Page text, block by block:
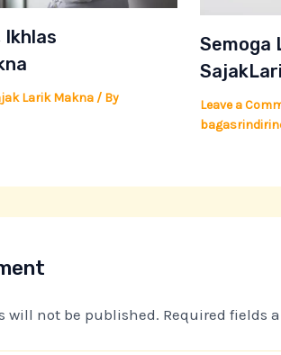
Ikhlas
Larik Makna / By
Semoga
Leave a
will not be published. Required fields